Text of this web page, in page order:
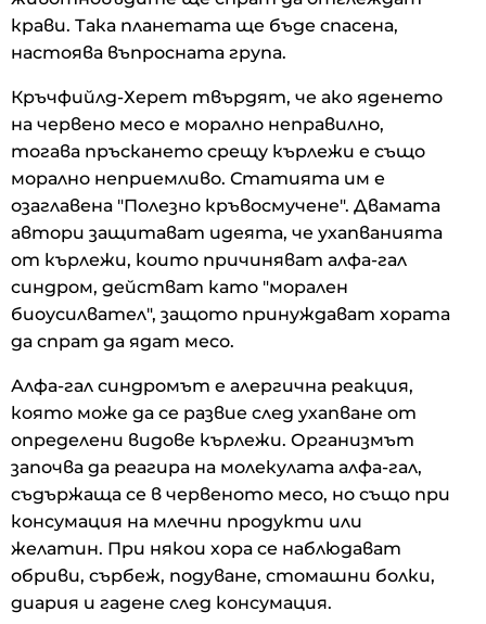
крави. Така планетата ще бъде спасена,
настоява въпросната група.
Кръчфийлд-Херет твърдят, че ако яденето
на червено месо е морално неправилно,
тогава пръскането срещу кърлежи е също
морално неприемливо. Статията им е
озаглавена "Полезно кръвосмучене". Двамата
автори защитават идеята, че ухапванията
от кърлежи, които причиняват алфа-гал
синдром, действат като "морален
биоусилвател", защото принуждават хората
да спрат да ядат месо.
Алфа-гал синдромът е алергична реакция,
която може да се развие след ухапване от
определени видове кърлежи. Организмът
започва да реагира на молекулата алфа-гал,
съдържаща се в червеното месо, но също при
консумация на млечни продукти или
желатин. При някои хора се наблюдават
обриви, сърбеж, подуване, стомашни болки,
диария и гадене след консумация.